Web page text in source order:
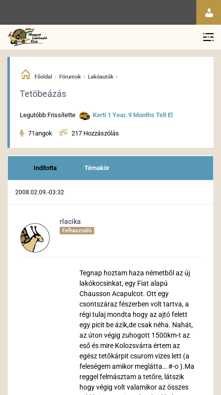
Főoldal › Fórumok › Lakóautók ›
Tetöbeázás
Legutóbb Frissítette Kerti 1 Year, 9 Months Telt El
71angok 217 Hozzászólás
Indította Témakör
2008.02.09.-03:32
rlacika
Felhasználó
Tegnap hoztam haza németből az új
lakókocsinkat, egy Fiat alapú
Chausson Acapulcot. Ott egy
csontszáraz fészerben volt tartva, a
régi tulaj mondta hogy az ajtó felett
egy picit be ázik,de csak néha. Nahát,
az úton végig zuhogott 1500km-t az
eső és mire Kolozsvárra értem az
egész tetőkárpit csurom vizes lett (a
feleségem amikor meglátta… #-o ).Ma
reggel felmásztam a tetőre, látszik
hogy végig volt valamikor az összes